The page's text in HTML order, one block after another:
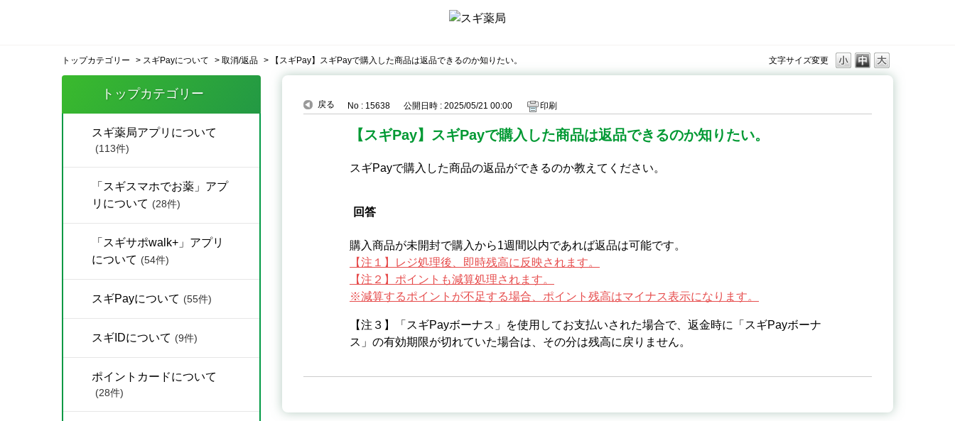
文字サイズ変更
トップカテゴリー > スギPayについて > 取消/返品 > 【スギPay】スギPayで購入した商品は返品できるのか知りたい。
トップカテゴリー
スギ薬局アプリについて
(113件)
「スギスマホでお薬」アプ
リについて (28件)
「スギサポwalk+」アプリ
について (54件)
スギPayについて (55件)
スギIDについて (9件)
ポイントカードについて
(28件)
戻る No : 15638 公開日時 : 2025/05/21 00:00 印刷
【スギPay】スギPayで購入した商品は返品できるのか知りたい。
スギPayで購入した商品の返品ができるのか教えてください。
回答
購入商品が未開封で購入から1週間以内であれば返品は可能です。
【注１】レジ処理後、即時残高に反映されます。
【注２】ポイントも減算処理されます。
※減算するポイントが不足する場合、ポイント残高はマイナス表示になります。
【注３】「スギPayボーナス」を使用してお支払いされた場合で、返金時に「スギPayボーナ
ス」の有効期限が切れていた場合は、その分は残高に戻りません。